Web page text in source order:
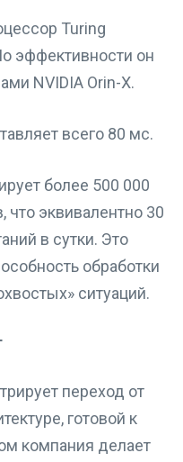
Turing
эффективности он
NVIDIA Orin-X.
всего 80 мс.
более 500 000
эквивалентно 30
в сутки. Это
обработки
ситуаций.
переход от
готовой к
компания делает